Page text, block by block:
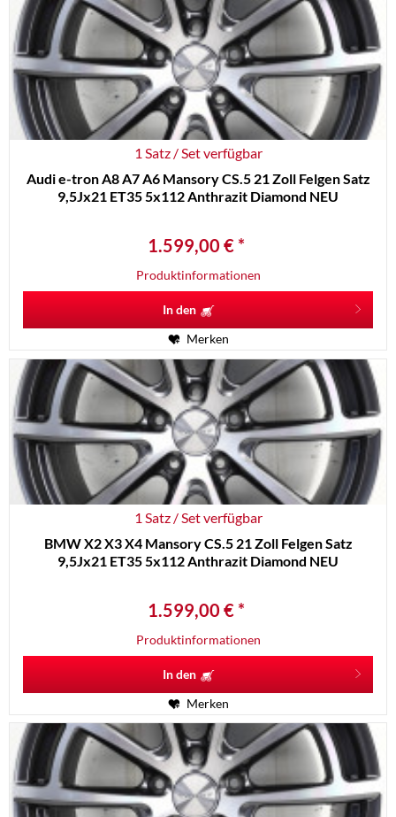
1 Satz / Set verfügbar
Audi e-tron A8 A7 A6 Mansory CS.5 21 Zoll Felgen Satz
9,5Jx21 ET35 5x112 Anthrazit Diamond NEU
1.599,00 € *
Produktinformationen
In den
Merken
1 Satz / Set verfügbar
BMW X2 X3 X4 Mansory CS.5 21 Zoll Felgen Satz
9,5Jx21 ET35 5x112 Anthrazit Diamond NEU
1.599,00 € *
Produktinformationen
In den
Merken